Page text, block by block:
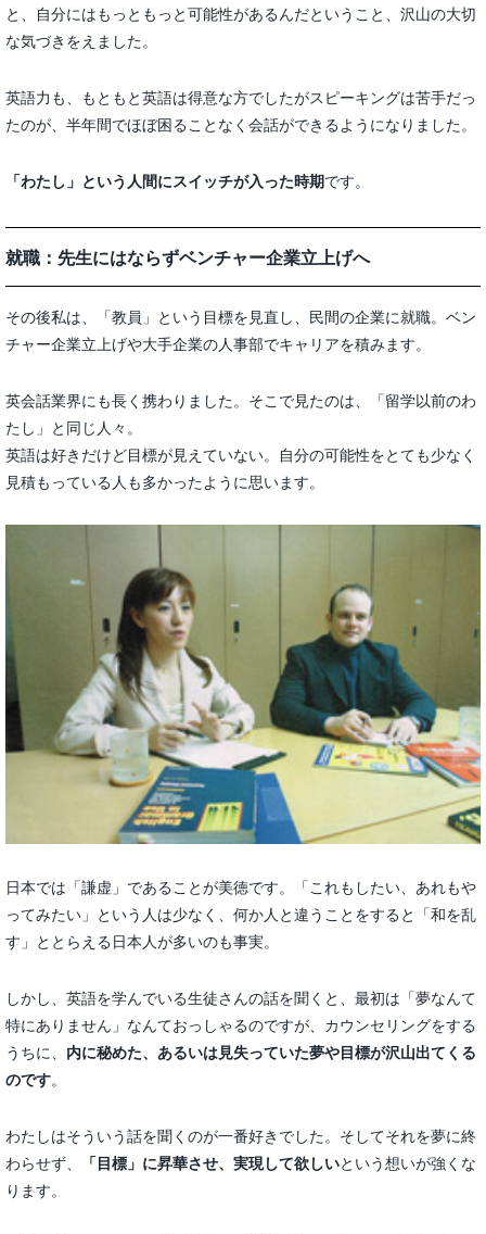
と、自分にはもっともっと可能性があるんだということ、沢山の大切
な気づきをえました。
英語力も、もともと英語は得意な方でしたがスピーキングは苦手だっ
たのが、半年間でほぼ困ることなく会話ができるようになりました。
「わたし」という人間にスイッチが入った時期です。
就職：先生にはならずベンチャー企業立上げへ
その後私は、「教員」という目標を見直し、民間の企業に就職。ベン
チャー企業立上げや大手企業の人事部でキャリアを積みます。
英会話業界にも長く携わりました。そこで見たのは、「留学以前のわ
たし」と同じ人々。
英語は好きだけど目標が見えていない。自分の可能性をとても少なく
見積もっている人も多かったように思います。
日本では「謙虚」であることが美徳です。「これもしたい、あれもや
ってみたい」という人は少なく、何か人と違うことをすると「和を乱
す」ととらえる日本人が多いのも事実。
しかし、英語を学んでいる生徒さんの話を聞くと、最初は「夢なんて
特にありません」なんておっしゃるのですが、カウンセリングをする
うちに、 内に秘めた、あるいは見失っていた夢や目標が沢山出てくる
のです。
わたしはそういう話を聞くのが一番好きでした。そしてそれを夢に終
わらせず、
「目標」に昇華させ、実現して欲しいという想いが強くな
ります。